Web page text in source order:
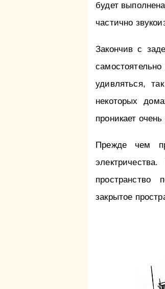
будет
частично
Закончив с
удивляться,
некоторых
проникает
Прежде чем
пространство
закрытое